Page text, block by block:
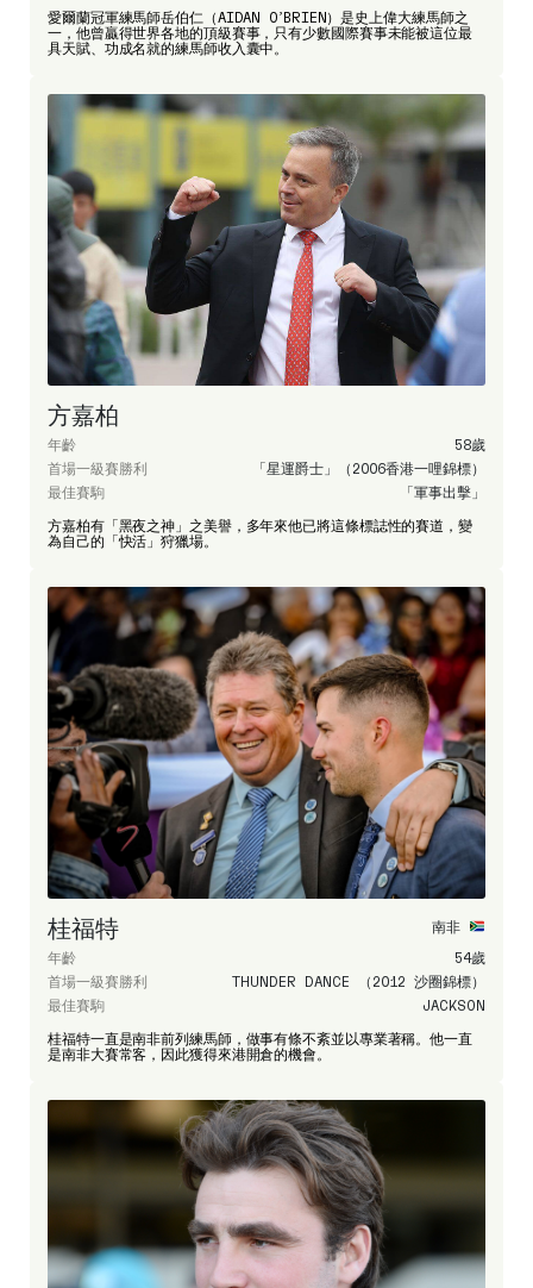
愛爾蘭冠軍練馬師岳伯仁（AIDAN O’BRIEN）是史上偉大練馬師之
一，他曾贏得世界各地的頂級賽事，只有少數國際賽事未能被這位最
具天賦、功成名就的練馬師收入囊中。
方嘉柏
年齡
58歲
首場一級賽勝利
「星運爵士」（2006香港一哩錦標）
最佳賽駒
「軍事出擊」
方嘉柏有「黑夜之神」之美譽，多年來他已將這條標誌性的賽道，變
為自己的「快活」狩獵場。
桂福特
南非
年齡
54歲
首場一級賽勝利
THUNDER DANCE （2012 沙圈錦標）
最佳賽駒
JACKSON
桂福特一直是南非前列練馬師，做事有條不紊並以專業著稱。他一直
是南非大賽常客，因此獲得來港開倉的機會。